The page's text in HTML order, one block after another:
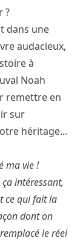
?
dans une
audacieux,
à
Noah
remettre en
sur
héritage...
ma vie !
intéressant,
ce qui fait la
dont on
le réel